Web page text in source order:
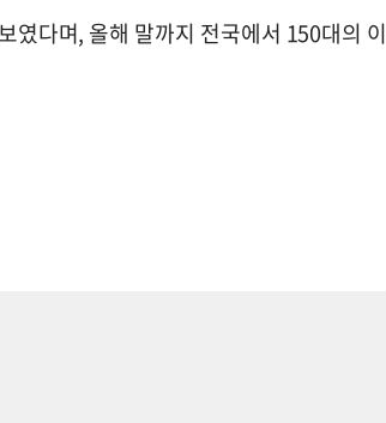
였다며, 올해 말까지 전국에서 150대의 이